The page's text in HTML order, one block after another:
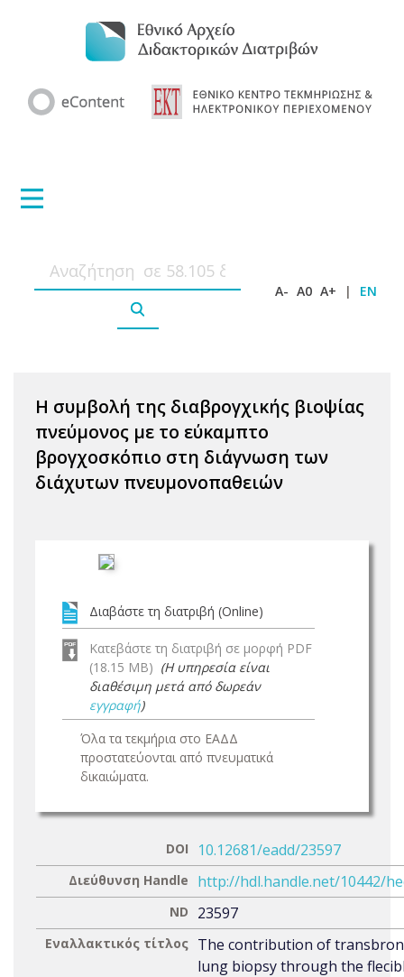
A- A0 A+ | EN
Η συμβολή της διαβρογχικής βιοψίας
πνεύμονος με το εύκαμπτο
βρογχοσκόπιο στη διάγνωση των
διάχυτων πνευμονοπαθειών
Διαβάστε τη διατριβή (Online)
Κατεβάστε τη διατριβή σε μορφή PDF
(18.15 MB) (Η υπηρεσία είναι
διαθέσιμη μετά από δωρεάν
εγγραφή)
Όλα τα τεκμήρια στο ΕΑΔΔ
προστατεύονται από πνευματικά
δικαιώματα.
DOI 10.12681/eadd/23597
Διεύθυνση Handle http://hdl.handle.net/10442/
ND 23597
Εναλλακτικός τίτλος The contribution of
lung biopsy through the